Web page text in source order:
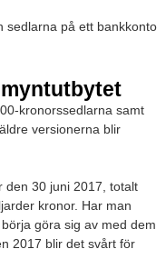
sedlarna på ett bankkonto
kronorssedlarna samt
versionerna blir
den 30 juni 2017, totalt
kronor. Har man
göra sig av med dem
2017 blir det svårt för